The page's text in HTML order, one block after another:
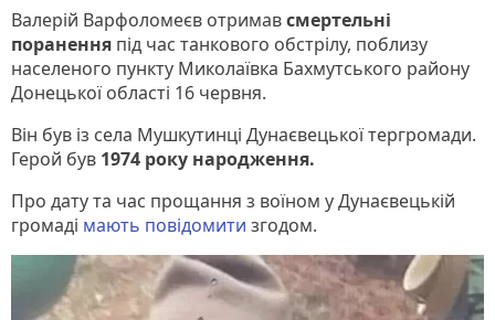
Валерій Варфоломеєв отримавсмертельні
поранення під час танкового обстрілу, поблизу
населеного пункту Миколаївка Бахмутського району
Донецької області 16 червня.
Він був із села Мушкутинці Дунаєвецької тергромади.
Герой був 1974 року народження.
Про дату та час прощання з воїном у Дунаєвецькій
громаді мають повідомити згодом.